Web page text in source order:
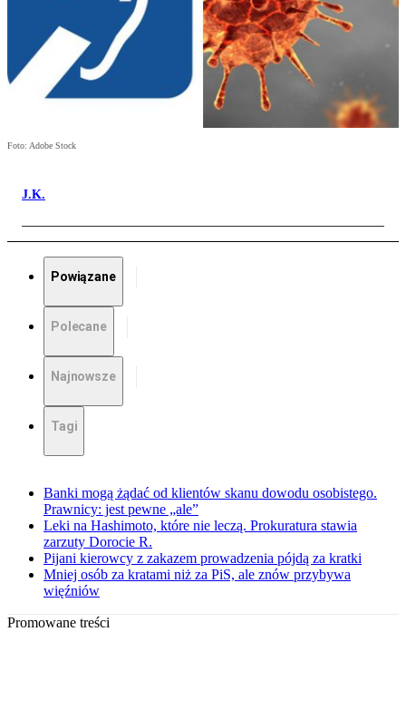
Foto: Adobe Stock
J.K.
Powiązane
Polecane
Najnowsze
Tagi
Banki mogą żądać od klientów skanu dowodu osobistego.
Prawnicy: jest pewne „ale”
Leki na Hashimoto, które nie leczą. Prokuratura stawia
zarzuty Dorocie R.
Pijani kierowcy z zakazem prowadzenia pójdą za kratki
Mniej osób za kratami niż za PiS, ale znów przybywa
więźniów
Promowane treści